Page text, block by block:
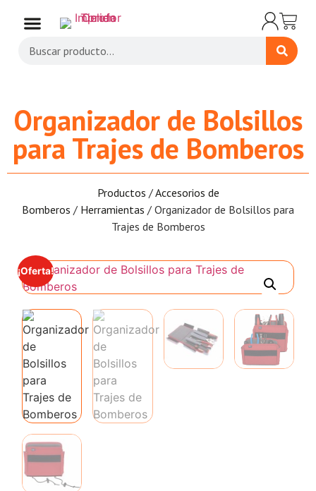
Organizador de Bolsillos
para Trajes de Bomberos
Productos /Accesorios de
Bomberos / Herramientas / Organizador de Bolsillos para
Trajes de Bomberos
¡Oferta!